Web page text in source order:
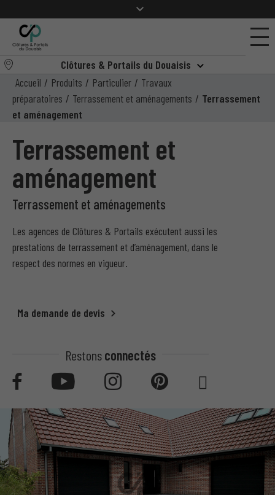
Clôtures & Portails du Douaisis
Accueil / Produits / Particulier / Travaux
préparatoires / Terrassement et aménagements / Terrassement
et aménagement
Terrassement et
aménagement
Terrassement et aménagements
Les agences de Clôtures & Portails exécutent aussi les
prestations de terrassement et d’aménagement, dans le
respect des normes en vigueur.
Ma demande de devis
Restonsconnectés